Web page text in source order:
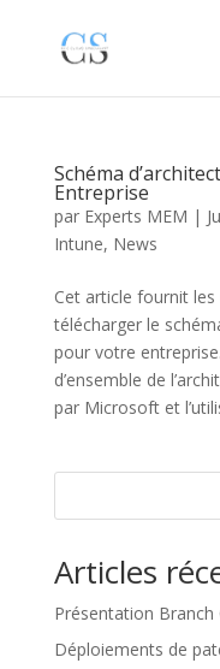
Schéma
Entreprise
par Experts MEM |
Intune, News
Cet article fournit
télécharger le
pour votre
d’ensemble de
par Microsoft et
Articles
Présentation Branch
Déploiements de